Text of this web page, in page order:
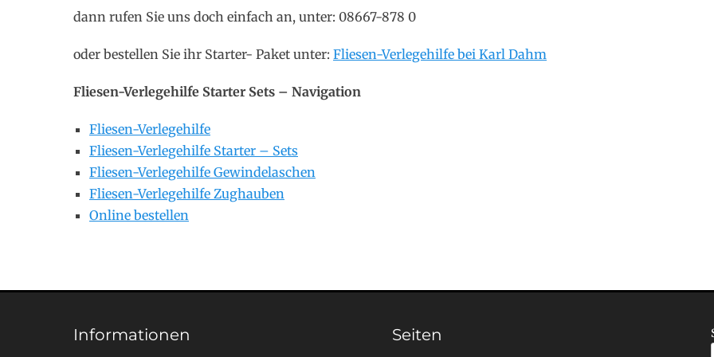
dann rufen Sie uns doch einfach an, unter: 08667-878 0
oder bestellen Sie ihr Starter- Paket unter: Fliesen-Verlegehilfe bei Karl Dahm
Fliesen-Verlegehilfe Starter Sets – Navigation
Fliesen-Verlegehilfe
Fliesen-Verlegehilfe Starter – Sets
Fliesen-Verlegehilfe Gewindelaschen
Fliesen-Verlegehilfe Zughauben
Online bestellen
Informationen Seiten